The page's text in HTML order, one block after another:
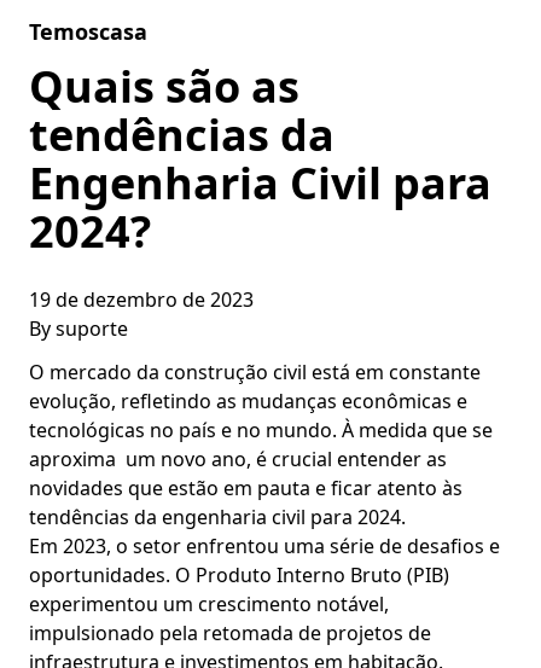
Temoscasa
Quais são as
tendências da
Engenharia Civil para
2024?
19 de dezembro de 2023
Bysuporte
O mercado da construção civil está em constante
evolução, refletindo as mudanças econômicas e
tecnológicas no país e no mundo. À medida que se
aproxima um novo ano, é crucial entender as
novidades que estão em pauta e ficar atento às
tendências da engenharia civil para 2024.
Em 2023, o setor enfrentou uma série de desafios e
oportunidades. O Produto Interno Bruto (PIB)
experimentou um crescimento notável,
impulsionado pela retomada de projetos de
infraestrutura e investimentos em habitação.